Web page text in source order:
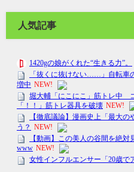
人気記事